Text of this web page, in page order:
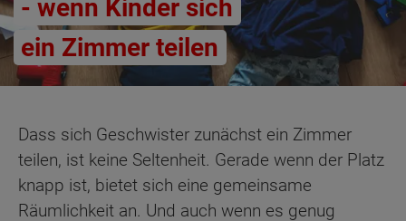
- wenn Kinder sich
ein Zimmer teilen
Dass sich Geschwister zunächst ein Zimmer
teilen, ist keine Seltenheit. Gerade wenn der Platz
knapp ist, bietet sich eine gemeinsame
Räumlichkeit an. Und auch wenn es genug